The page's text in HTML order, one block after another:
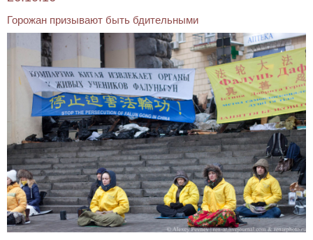
Горожан призывают быть бдительными